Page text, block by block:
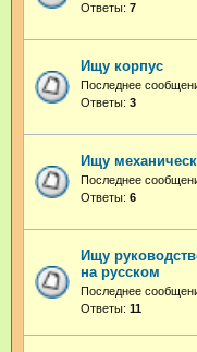
Ответы: 7
Ищу корпус
Последнее
Ответы: 3
Ищу
Последнее
Ответы: 6
Ищу
на русском
Последнее
Ответы: 11